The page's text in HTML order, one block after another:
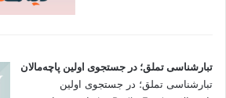
تبارشناسی تملق؛ در جستجوی اولین‌ پاچه‌مالان
تبارشناسی تملق؛ در جستجوی اولین‌